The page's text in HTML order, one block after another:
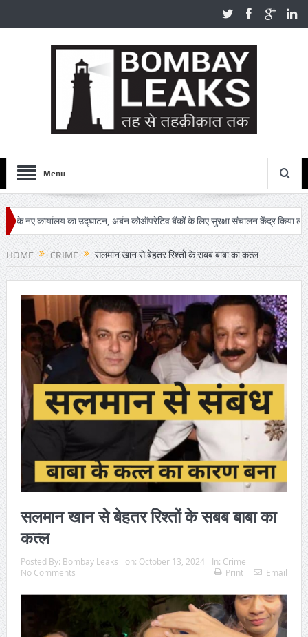
Menu
का उद्घाटन, अर्बन कोऑपरेटिव बैंकों के लिए सुरक्षा संचालन केंद्र किया लॉन्च
रेलवे की सेवाएं प्रभावित
HOME CRIME सलमान खान से बेहतर रिश्तों के सबब बाबा का कत्ल
सलमान खान से बेहतर रिश्तों के सबब बाबा का
कत्ल
Posted By: Bombay Leaks on: October 13, 2024 In: Crime
No Comments
Print Email